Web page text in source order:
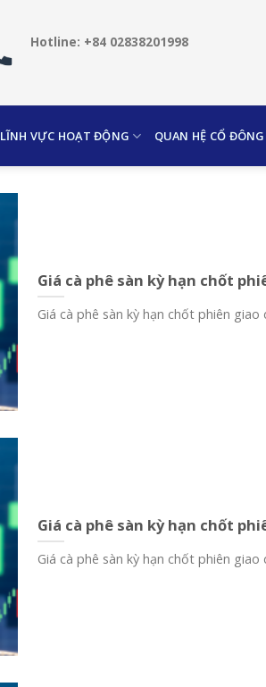
Hotline: +84 02838201998
LĨNH VỰC HOẠT ĐỘNG QUAN HỆ CỔ ĐÔNG
Giá cà phê sàn kỳ hạn chốt
Giá cà phê sàn kỳ hạn chốt phiên
Giá cà phê sàn kỳ hạn chốt
Giá cà phê sàn kỳ hạn chốt phiên